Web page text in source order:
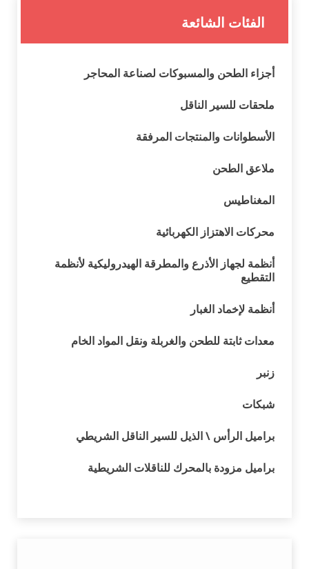
الفئات الشائعة
أجزاء الطحن والمسبوكات لصناعة المحاجر
ملحقات للسير الناقل
الأسطوانات والمنتجات المرفقة
ملاعق الطحن
المغناطيس
محركات الاهتزاز الكهربائية
أنظمة لجهاز الأذرع والمطرقة الهيدروليكية لأنظمة
التقطيع
أنظمة لإخماد الغبار
معدات ثابتة للطحن والغربلة ونقل المواد الخام
زنبر
شبكات
براميل الرأس \ الذيل للسير الناقل الشريطي
براميل مزودة بالمحرك للناقلات الشريطية